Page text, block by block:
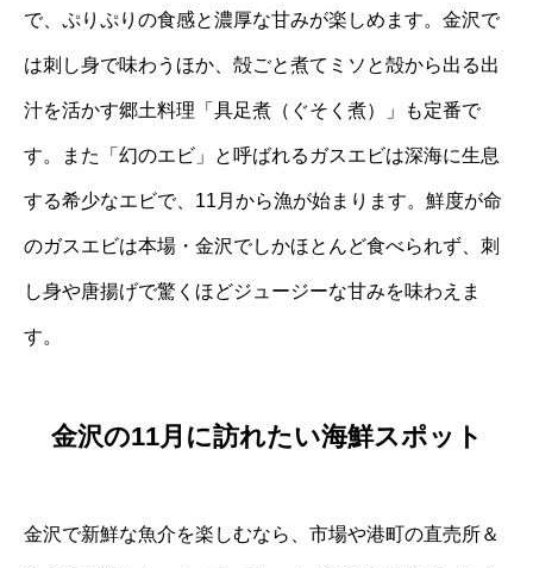
で、ぷりぷりの食感と濃厚な甘みが楽しめます。金沢で
は刺し身で味わうほか、殻ごと煮てミソと殻から出る出
汁を活かす郷土料理「具足煮（ぐそく煮）」も定番で
す。また「幻のエビ」と呼ばれるガスエビは深海に生息
する希少なエビで、11月から漁が始まります。鮮度が命
のガスエビは本場・金沢でしかほとんど食べられず、刺
し身や唐揚げで驚くほどジュージーな甘みを味わえま
す。
金沢の11月に訪れたい海鮮スポット
金沢で新鮮な魚介を楽しむなら、市場や港町の直売所＆